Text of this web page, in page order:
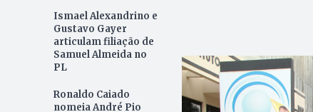
Ismael Alexandrino e
Gustavo Gayer
articulam filiação de
Samuel Almeida no
PL
Ronaldo Caiado
nomeia André Pio